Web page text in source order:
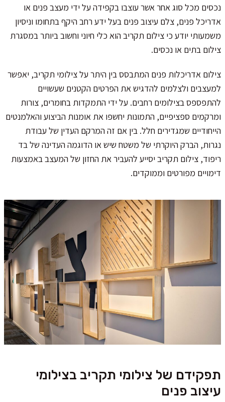
נכסים מכל סוג אחר אשר עוצבו בקפידה על ידי מעצב פנים או
אדריכל פנים, צלם עיצוב פנים בעל ידע רחב היקף בתחומו וניסיון
משמעותי יודע כי צילום תקריב הוא כלי חיוני וחשוב ביותר במסגרת
צילום בתים או נכסים.
צילום אדריכלות פנים המתבסס בין היתר על צילומי תקריב, יאפשר
למעצבים ולצלמים להדגיש את הפרטים הקטנים שעשויים
להתפספס בצילומים רחבים. על ידי התמקדות בחומרים, צורות
ומרקמים ספציפיים, התמונות יחשפו את אומנות הביצוע והאלמנטים
הייחודיים שמגדירים חלל. בין אם זה המרקם העדין של עבודת
נגרות, הברק היוקרתי של משטח שיש או הדוגמה העדינה של בד
ריפוד, צילום תקריב יסייע להעביר את החזון של המעצב באמצעות
דימויים מפורטים וממוקדים.
תפקידם של צילומי תקריב בצילומי
עיצוב פנים